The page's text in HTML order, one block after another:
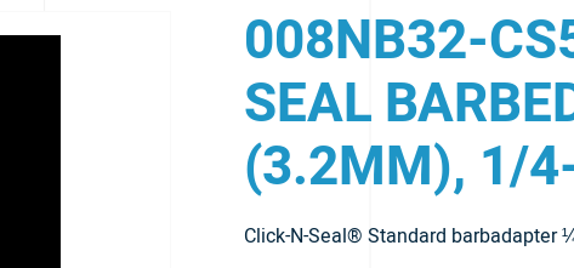
008NB32-
SEAL
(3.2MM), 1/
Click-N-Seal® Standard barbadapter